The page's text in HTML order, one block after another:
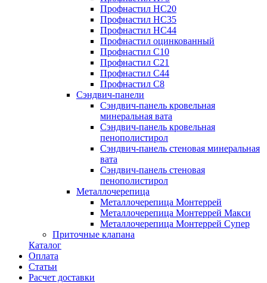
Профнастил НС20
Профнастил НС35
Профнастил НС44
Профнастил оцинкованный
Профнастил С10
Профнастил С21
Профнастил С44
Профнастил С8
Сэндвич-панели
Сэндвич-панель кровельная
минеральная вата
Сэндвич-панель кровельная
пенополистирол
Сэндвич-панель стеновая минеральная
вата
Сэндвич-панель стеновая
пенополистирол
Металлочерепица
Металлочерепица Монтеррей
Металлочерепица Монтеррей Макси
Металлочерепица Монтеррей Супер
Приточные клапана
Каталог
Оплата
Статьи
Расчет доставки